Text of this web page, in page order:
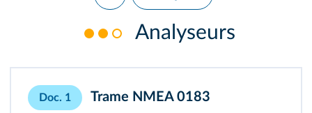
Analyseurs
Doc. 1 Trame NMEA 0183